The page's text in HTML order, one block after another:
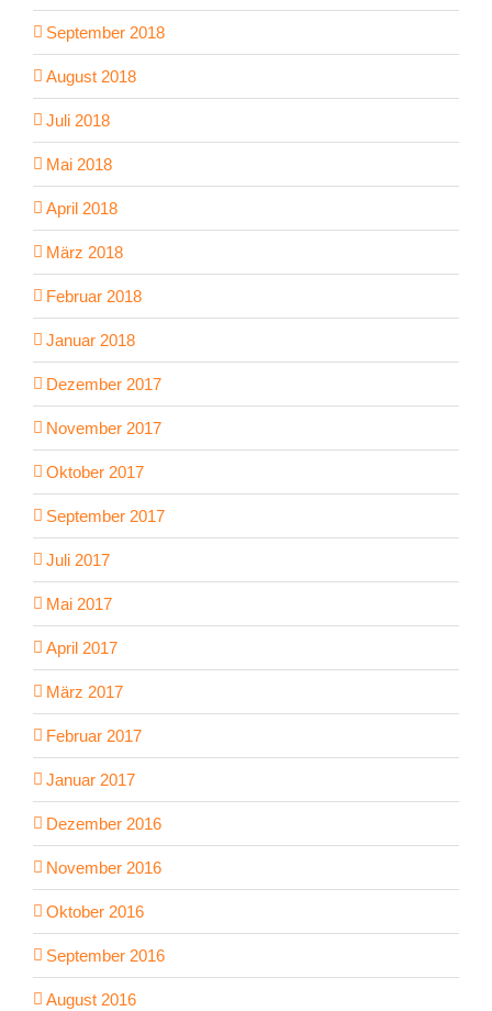
September 2018
August 2018
Juli 2018
Mai 2018
April 2018
März 2018
Februar 2018
Januar 2018
Dezember 2017
November 2017
Oktober 2017
September 2017
Juli 2017
Mai 2017
April 2017
März 2017
Februar 2017
Januar 2017
Dezember 2016
November 2016
Oktober 2016
September 2016
August 2016